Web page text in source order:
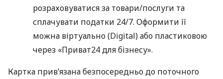
розраховуватися за товари/послуги та
сплачувати податки 24/7. Оформити її
можна віртуально (Digital) або пластиковою
через «Приват24 для бізнесу».
Картка прив’язана безпосередньо до поточного